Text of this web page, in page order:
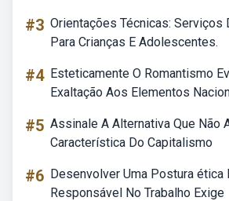
#3 Orientações Técnicas: Serviços
Para Crianças E Adolescentes.
#4 Esteticamente O Romantismo
Exaltação Aos Elementos
#5 Assinale A Alternativa Que Não
Característica Do Capitalismo
#6 Desenvolver Uma Postura ética
Responsável No Trabalho Exige